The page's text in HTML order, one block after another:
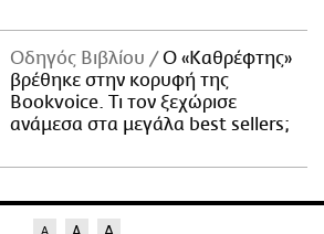
Οδηγός Βιβλίου
Ο «Καθρέφτης»
βρέθηκε στην κορυφή της
Bookvoice. Τι τον ξεχώρισε
ανάμεσα στα μεγάλα best sellers;